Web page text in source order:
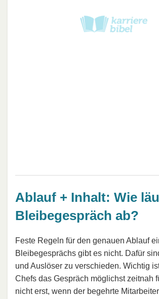
Ablauf + Inhalt: Wie
Bleibegespräch ab?
Feste Regeln für den genauen Ablauf
Bleibegesprächs gibt es nicht. Dafür
und Auslöser zu verschieden. Wichtig
Chefs das Gespräch möglichst zeitnah
nicht erst, wenn der begehrte